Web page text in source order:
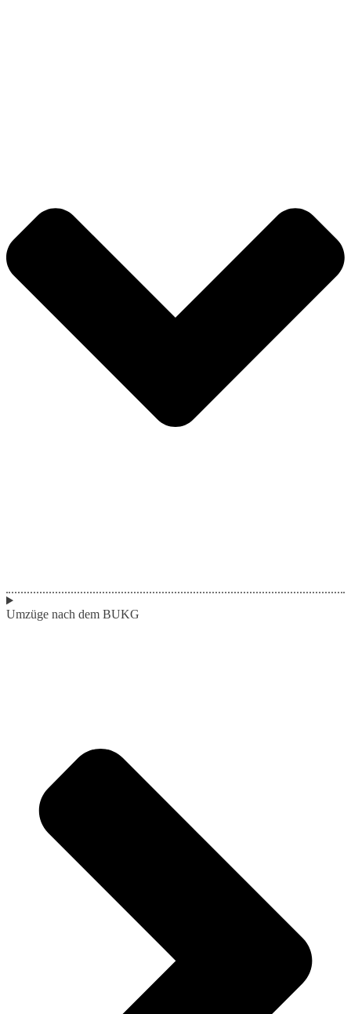
Umzüge nach dem BUKG